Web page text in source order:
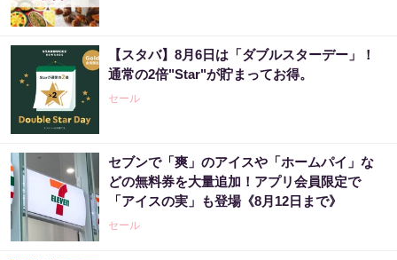
【スタバ】8月6日は「ダブルスターデー」！
通常の2倍"Star"が貯まってお得。
セール
セブンで「爽」のアイスや「ホームパイ」な
どの無料券を大量追加！アプリ会員限定で
「アイスの実」も登場《8月12日まで》
セール